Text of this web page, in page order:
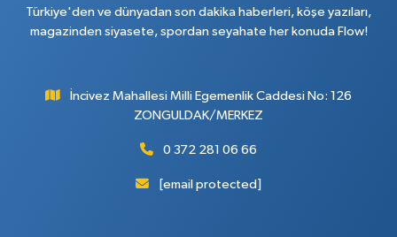
Türkiye'den ve dünyadan son dakika haberleri, köşe yazıları,
magazinden siyasete, spordan seyahate her konuda Flow!
İncivez Mahallesi Milli Egemenlik Caddesi No: 126
ZONGULDAK/MERKEZ
0 372 281 06 66
[email protected]